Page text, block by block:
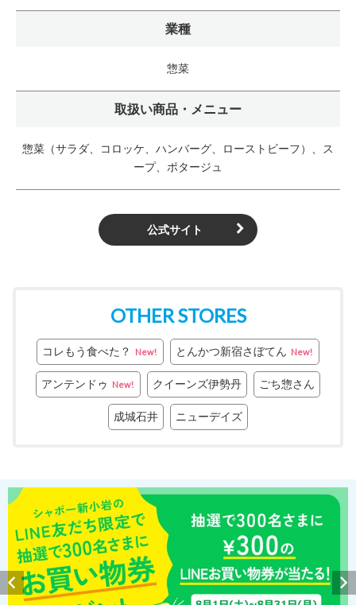
業種
惣菜
取扱い商品・メニュー
惣菜（サラダ、コロッケ、ハンバーグ、ローストビーフ）、ス
ープ、ポタージュ
公式サイト
OTHER STORES
コレもう食べた？ New! とんかつ新宿さぼてん New!
アンテンドゥ New! クイーンズ伊勢丹 ごち惣さん
成城石井 ニューデイズ